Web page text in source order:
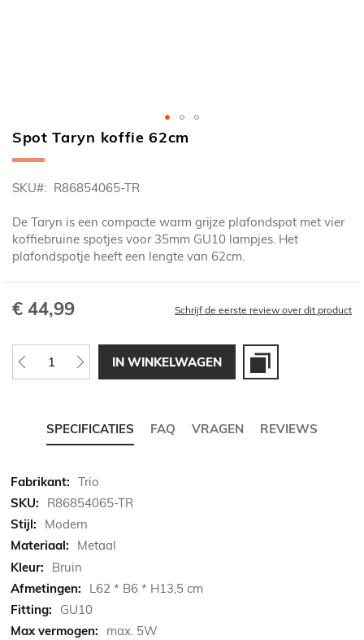
Ga
naar
begin
de
afbeeldingen-
gallerij
Spot Taryn koffie 62cm
SKU R86854065-TR
De Taryn is een compacte warm grijze plafondspot met vier
koffiebruine spotjes voor 35mm GU10 lampjes. Het
plafondspotje heeft een lengte van 62cm.
€ 44,99 Schrijf de eerste review over dit product
IN WINKELWAGEN
SPECIFICATIES FAQ VRAGEN REVIEWS
Meer
informatie
Trio
R86854065-TR
Modern
Metaal
Bruin
L62 * B6 * H13,5 cm
GU10
max. 5W